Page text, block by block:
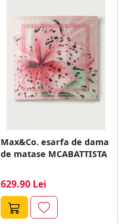
Max&Co. esarfa de dama
de matase MCABATTISTA
629.90 Lei